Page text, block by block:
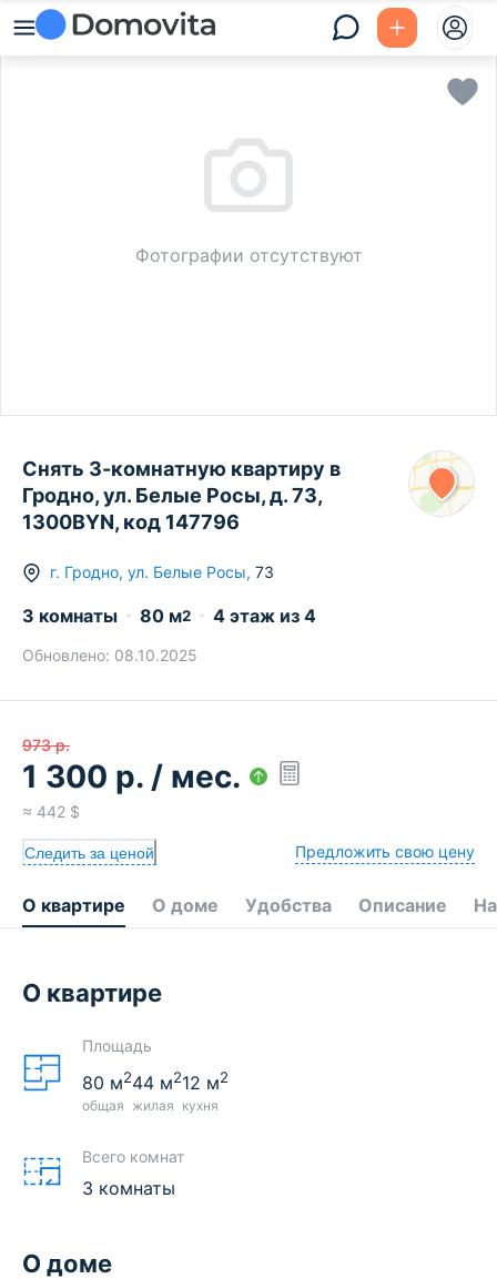
Фотографии отсутствуют
Снять 3-комнатную квартиру в
Гродно, ул. Белые Росы, д. 73,
1300BYN, код 147796
г. Гродно, ул. Белые Росы, 73
3 комнаты 80 м2 4 этаж из 4
Обновлено: 08.10.2025
973 р.
1 300 р. / мес.
≈ 442 $
Следить за ценой Предложить свою цену
О квартире О доме Удобства Описание
О квартире
Площадь
80 м2
общая
44 м2
жилая
12 м2
кухня
Всего комнат
3 комнаты
О доме